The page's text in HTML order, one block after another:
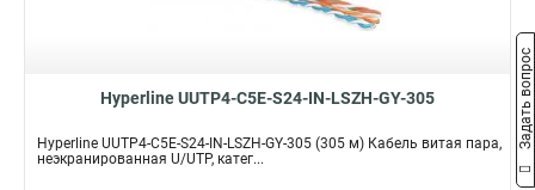
Hyperline UUTP4-C5E-S24-IN-LSZH-GY-305
Hyperline UUTP4-C5E-S24-IN-LSZH-GY-305 (305 м) Кабель витая пара,
неэкранированная U/UTP, катег...
Задать вопрос